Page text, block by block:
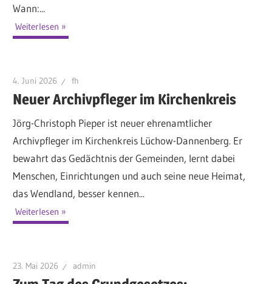
Wann:...
Weiterlesen
4. Juni 2026 fh
Neuer Archivpfleger im Kirchenkreis
Jörg-Christoph Pieper ist neuer ehrenamtlicher
Archivpfleger im Kirchenkreis Lüchow-Dannenberg. Er
bewahrt das Gedächtnis der Gemeinden, lernt dabei
Menschen, Einrichtungen und auch seine neue Heimat,
das Wendland, besser kennen...
Weiterlesen
23. Mai 2026 admin